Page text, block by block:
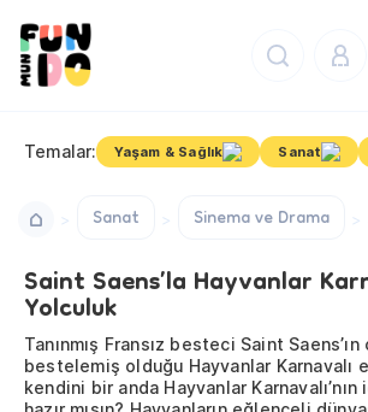
Temalar: Yaşam & Sağlık Sanat
Sanat Sinema ve Drama
Saint Saens’la Hayvanlar
Yolculuk
Tanınmış Fransız besteci Saint
bestelemiş olduğu Hayvanlar Karnavalı
kendini bir anda Hayvanlar